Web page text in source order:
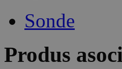
Sonde
Produs